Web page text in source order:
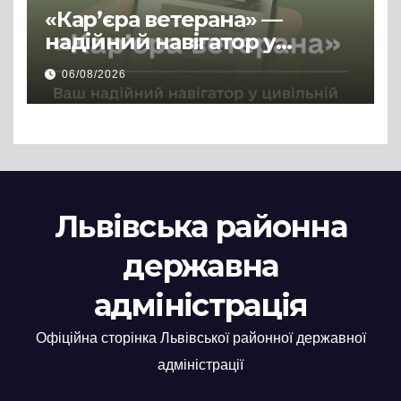
«Кар’єра ветерана» —
надійний навігатор у
цивільній професії
06/08/2026
Львівська районна
державна
адміністрація
Офіційна сторінка Львівської районної державної
адміністрації